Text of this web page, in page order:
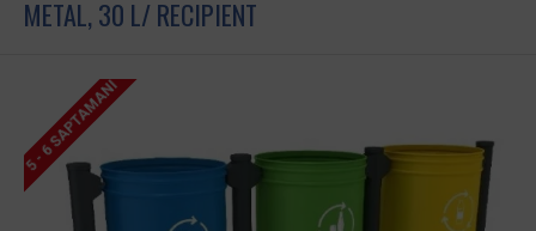
METAL, 30 L/ RECIPIENT
5 - 6 SAPTAMANI